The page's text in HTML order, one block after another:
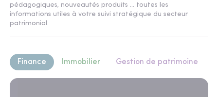
pédagogiques, nouveautés produits ... toutes les
informations utiles à votre suivi stratégique du secteur
patrimonial.
Finance Immobilier Gestion de patrimoine